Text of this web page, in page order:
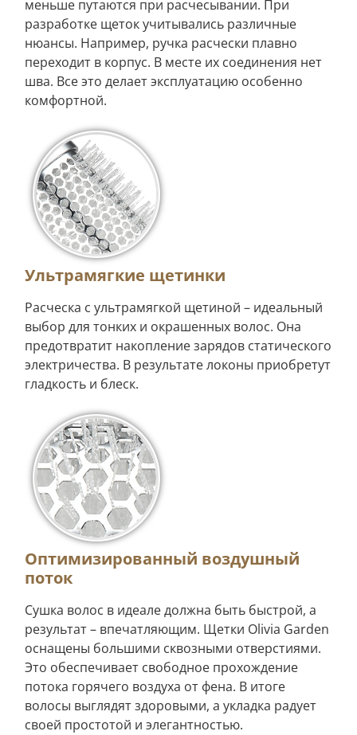
меньше путаются при расчесывании. При
разработке щеток учитывались различные
нюансы. Например, ручка расчески плавно
переходит в корпус. В месте их соединения нет
шва. Все это делает эксплуатацию особенно
комфортной.
Ультрамягкие щетинки
Расческа с ультрамягкой щетиной – идеальный
выбор для тонких и окрашенных волос. Она
предотвратит накопление зарядов статического
электричества. В результате локоны приобретут
гладкость и блеск.
Оптимизированный воздушный
поток
Сушка волос в идеале должна быть быстрой, а
результат – впечатляющим. Щетки Olivia Garden
оснащены большими сквозными отверстиями.
Это обеспечивает свободное прохождение
потока горячего воздуха от фена. В итоге
волосы выглядят здоровыми, а укладка радует
своей простотой и элегантностью.